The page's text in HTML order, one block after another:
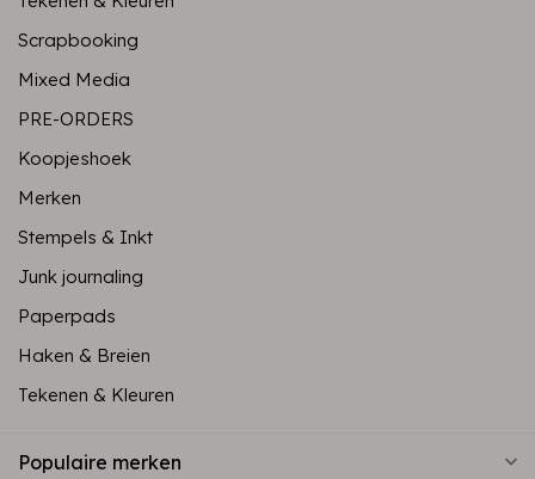
Scrapbooking
Mixed Media
PRE-ORDERS
Koopjeshoek
Merken
Stempels & Inkt
Junk journaling
Paperpads
Haken & Breien
Tekenen & Kleuren
Populaire merken